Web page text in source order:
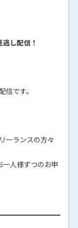
し配信！
です。
ーランスの方々
人様ずつのお申